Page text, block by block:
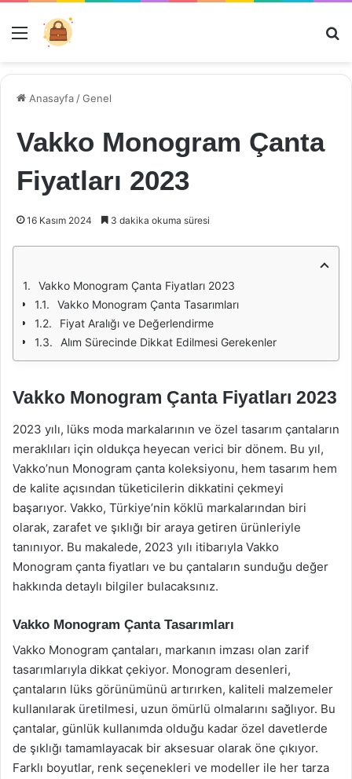
Menü
Anasayfa /Genel
Vakko Monogram Çanta
Fiyatları 2023
16 Kasım 2024 3 dakika okuma süresi
Vakko Monogram Çanta Fiyatları 2023
Vakko Monogram Çanta Tasarımları
Fiyat Aralığı ve Değerlendirme
Alım Sürecinde Dikkat Edilmesi Gerekenler
Vakko Monogram Çanta Fiyatları 2023
2023 yılı, lüks moda markalarının ve özel tasarım çantaların
meraklıları için oldukça heyecan verici bir dönem. Bu yıl,
Vakko’nun Monogram çanta koleksiyonu, hem tasarım hem
de kalite açısından tüketicilerin dikkatini çekmeyi
başarıyor. Vakko, Türkiye’nin köklü markalarından biri
olarak, zarafet ve şıklığı bir araya getiren ürünleriyle
tanınıyor. Bu makalede, 2023 yılı itibarıyla Vakko
Monogram çanta fiyatları ve bu çantaların sunduğu değer
hakkında detaylı bilgiler bulacaksınız.
Vakko Monogram Çanta Tasarımları
Vakko Monogram çantaları, markanın imzası olan zarif
tasarımlarıyla dikkat çekiyor. Monogram desenleri,
çantaların lüks görünümünü artırırken, kaliteli malzemeler
kullanılarak üretilmesi, uzun ömürlü olmalarını sağlıyor. Bu
çantalar, günlük kullanımda olduğu kadar özel davetlerde
de şıklığı tamamlayacak bir aksesuar olarak öne çıkıyor.
Farklı boyutlar, renk seçenekleri ve modeller ile her tarza